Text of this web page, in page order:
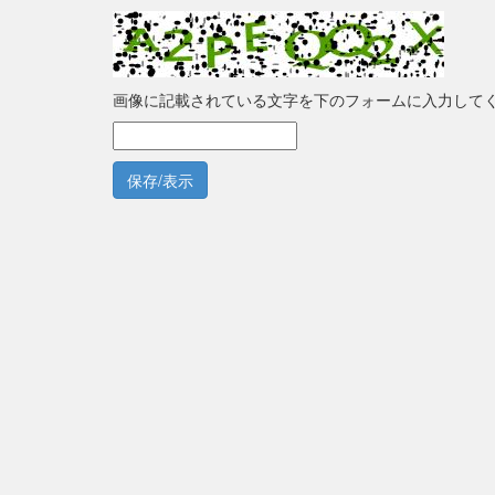
画像に記載されている文字を下のフォームに入力して
保存/表示